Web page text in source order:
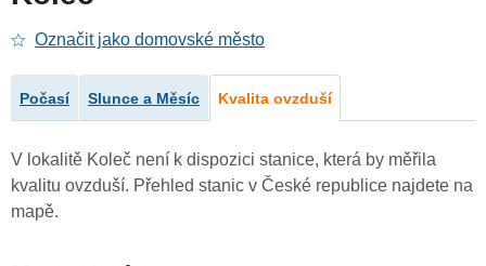
Označit jako domovské město
Počasí Slunce a Měsíc Kvalita ovzduší
V lokalitě Koleč není k dispozici stanice, která by měřila
kvalitu ovzduší. Přehled stanic v České republice najdete na
mapě.